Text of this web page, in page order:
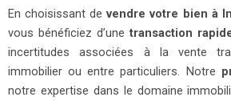
En choisissant devendre votre bien à
vous bénéficiez d’une transaction
incertitudes associées à la vente
immobilier ou entre particuliers. Notre
notre expertise dans le domaine